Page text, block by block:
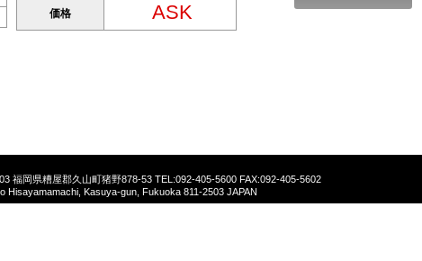
価格 ASK
福岡県糟屋郡久山町猪野878-53 TEL:092-405-5600 FAX:092-405-5602
Hisayamamachi, Kasuya-gun, Fukuoka 811-2503 JAPAN